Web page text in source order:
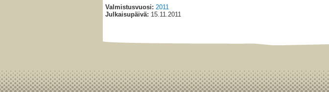
Valmistusvuosi: 2011
Julkaisupäivä: 15.11.2011